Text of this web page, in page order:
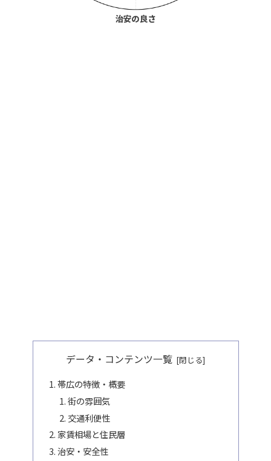
データ・コンテンツ一覧
帯広の特徴・概要
街の雰囲気
交通利便性
家賃相場と住民層
治安・安全性